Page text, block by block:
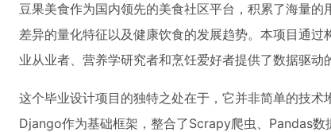
豆果美食作为国内领先的美食社区平台，积累了海量
差异的量化特征以及健康饮食的发展趋势。本项目通
业从业者、营养学研究者和烹饪爱好者提供了数据驱动
这个毕业设计项目的独特之处在于，它并非简单的技
Django作为基础框架，整合了Scrapy爬虫、Pandas